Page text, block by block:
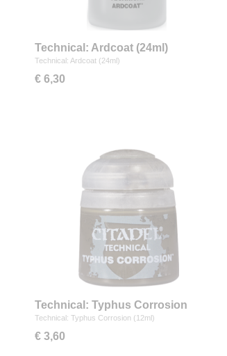
Technical: Ardcoat (24ml)
Technical: Ardcoat (24ml)
€ 6,30
Technical: Typhus Corrosion
(12ml)
Technical: Typhus Corrosion (12ml)
€ 3,60